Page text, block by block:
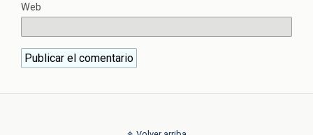
Web